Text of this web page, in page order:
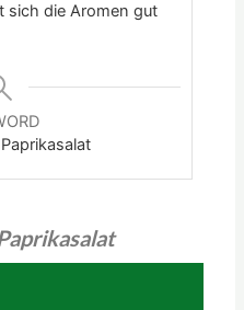
sich die Aromen gut